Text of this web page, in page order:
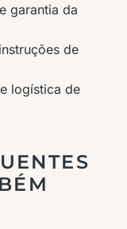
garantia da
de
logística de